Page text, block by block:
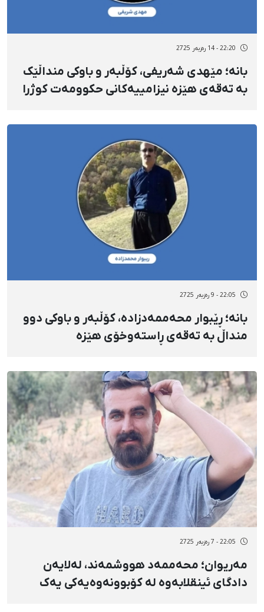
22:20 - 14 رەزبەر 2725
بانە؛ مێهدی شەریفی، کۆڵبەر و باوکی منداڵێک
بە تەقەی هێزە نیزامییەکانی حکوومەت کوژرا
22:05 - 9 رەزبەر 2725
بانە؛ ڕێبوار محەممەدزادە، کۆڵبەر و باوکی دوو
منداڵ بە تەقەی ڕاستەوخۆی هێزە
22:05 - 7 رەزبەر 2725
مەریوان؛ محەممەد هووشمەند، لەلایەن
دادگای ئینقلابەوە لە کۆبوونەوەیەکی یەک